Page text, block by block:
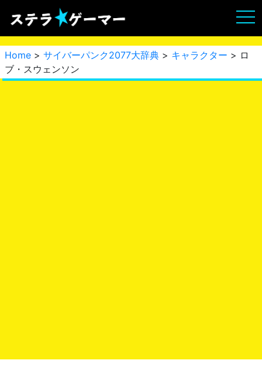
Home > サイバーパンク2077大辞典 > キャラクター > ロ
ブ・スウェンソン